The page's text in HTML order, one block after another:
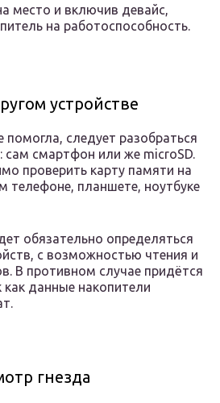
место и включив девайс,
на работоспособность.
устройстве
помогла, следует разобраться
сам смартфон или же microSD.
проверить карту памяти на
телефоне, планшете, ноутбуке
обязательно определяться
с возможностью чтения и
В противном случае придётся
как данные накопители
гнезда